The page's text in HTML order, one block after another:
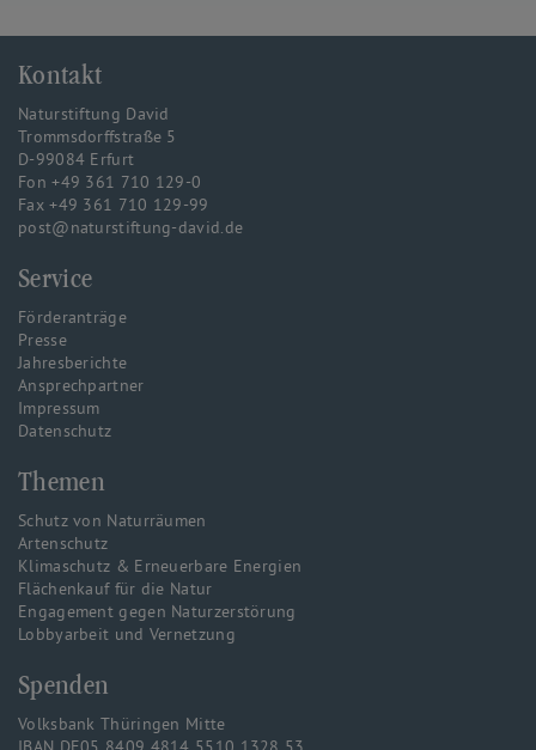
Kontakt
Naturstiftung David
Trommsdorffstraße 5
D-99084 Erfurt
Fon +49 361 710 129-0
Fax +49 361 710 129-99
post@naturstiftung-david.de
Service
Förderanträge
Presse
Jahresberichte
Ansprechpartner
Impressum
Datenschutz
Themen
Schutz von Naturräumen
Artenschutz
Klimaschutz & Erneuerbare Energien
Flächenkauf für die Natur
Engagement gegen Naturzerstörung
Lobbyarbeit und Vernetzung
Spenden
Volksbank Thüringen Mitte